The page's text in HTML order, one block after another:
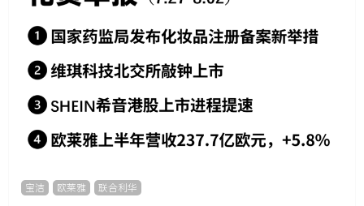
宝洁 欧莱雅 联合利华